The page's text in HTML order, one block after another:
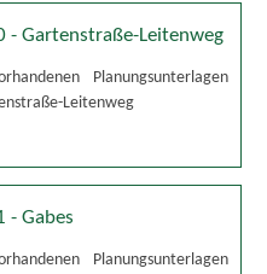
- Gartenstraße-Leitenweg
Planungsunterlagen
Leitenweg
- Gabes
Planungsunterlagen